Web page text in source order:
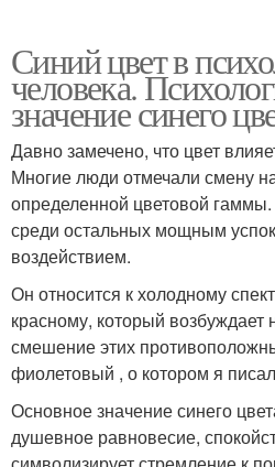
Синий цвет в
человека.
значение синего
Давно замечено, что цвет
Многие люди отмечали смену
определенной цветовой
среди остальных мощным
воздействием.
Он относится к холодному
красному, который возбуждает
смешение этих
фиолетовый , о котором я
Основное значение синего
душевное равновесие,